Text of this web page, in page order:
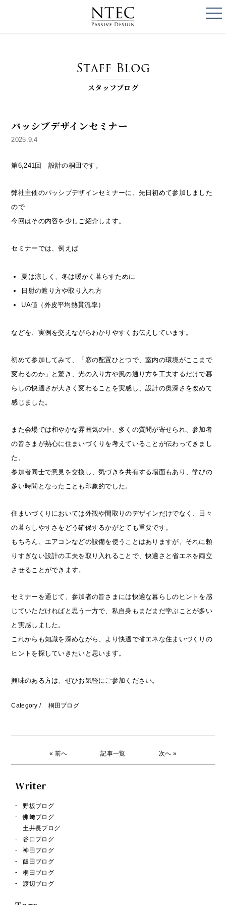
Staff Blog
スタッフブログ
パッシブデザインセミナー
2025.9.4
第6,241回 設計の桐田です。
弊社主催のパッシブデザインセミナーに、先日初めて参加しました
ので
今回はその内容を少しご紹介します。
セミナーでは、例えば
夏は涼しく、冬は暖かく暮らすために
日射の遮り方や取り入れ方
UA値（外皮平均熱貫流率）
などを、実例を交えながらわかりやすくお伝えしています。
初めて参加してみて、「窓の配置ひとつで、室内の環境がここまで
変わるのか」と驚き、光の入り方や風の通り方を工夫するだけで暮
らしの快適さが大きく変わることを実感し、設計の奥深さを改めて
感じました。
また会場では和やかな雰囲気の中、多くの質問が寄せられ、参加者
の皆さまが熱心に住まいづくりを考えていることが伝わってきまし
た。
参加者同士で意見を交換し、気づきを共有する場面もあり、学びの
多い時間となったことも印象的でした。
住まいづくりにおいては外観や間取りのデザインだけでなく、日々
の暮らしやすさをどう確保するかがとても重要です。
もちろん、エアコンなどの設備を使うことはありますが、それに頼
りすぎない設計の工夫を取り入れることで、快適さと省エネを両立
させることができます。
セミナーを通じて、参加者の皆さまには快適な暮らしのヒントを感
じていただければと思う一方で、私自身もまだまだ学ぶことが多い
と実感しました。
これからも知識を深めながら、より快適で省エネな住まいづくりの
ヒントを探していきたいと思います。
興味のある方は、ぜひお気軽にご参加ください。
Category / 桐田ブログ
« 前へ 記事一覧 次へ »
Writer
野坂ブログ
佛﨑ブログ
土井長ブログ
谷口ブログ
神田ブログ
飯田ブログ
桐田ブログ
渡辺ブログ